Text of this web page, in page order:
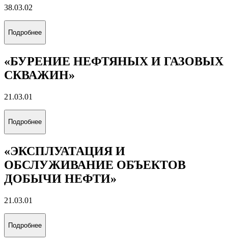
38.03.02
Подробнее
«БУРЕНИЕ НЕФТЯНЫХ И ГАЗОВЫХ
СКВАЖИН»
21.03.01
Подробнее
«ЭКСПЛУАТАЦИЯ И
ОБСЛУЖИВАНИЕ ОБЪЕКТОВ
ДОБЫЧИ НЕФТИ»
21.03.01
Подробнее